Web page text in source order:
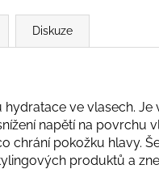
Diskuze
ve vlasech. Je
napětí na povrchu
chrání pokožku hlavy.
produktů a